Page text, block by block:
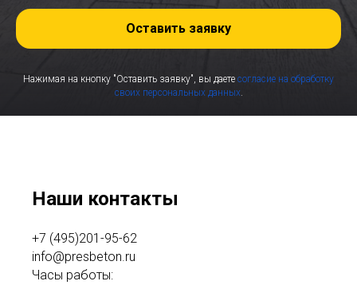
Оставить заявку
Нажимая на кнопку "Оставить заявку", вы даете согласие на обработку
своих персональных данных.
Наши контакты
+7 (495)201-95-62
info@presbeton.ru
Часы работы: